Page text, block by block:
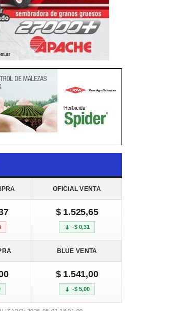
OFICIAL VENTA
$ 1.525,65
-$ 0,31
BLUE VENTA
$ 1.541,00
-$ 5,00